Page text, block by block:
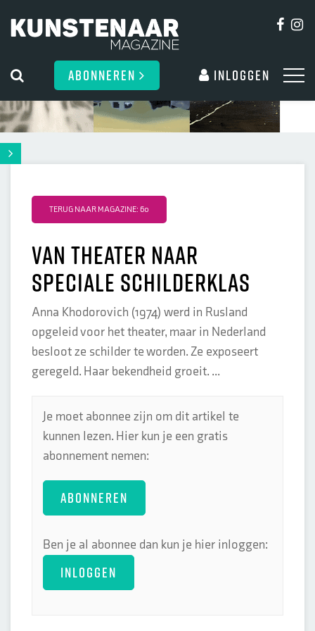
ABONNEREN Inloggen
TERUG NAAR MAGAZINE: 60
van theater naar
speciale schilderklas
Anna Khodorovich (1974) werd in Rusland
opgeleid voor het theater, maar in Nederland
besloot ze schilder te worden. Ze exposeert
geregeld. Haar bekendheid groeit. ...
Je moet abonnee zijn om dit artikel te
kunnen lezen. Hier kun je een gratis
abonnement nemen:
ABONNEREN
Ben je al abonnee dan kun je hier inloggen:
INLOGGEN